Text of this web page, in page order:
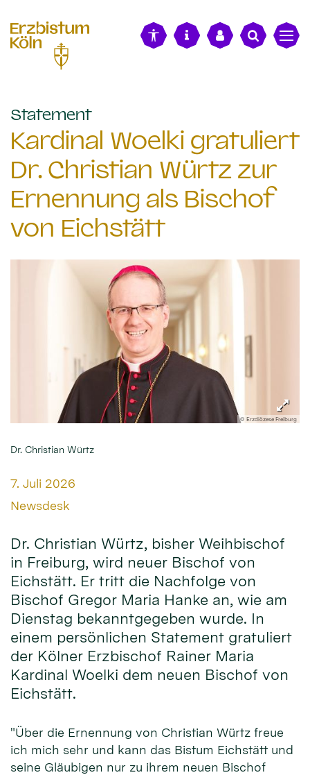
Statement:
Kardinal Woelki gratuliert
Dr. Christian Würtz zur
Ernennung als Bischof
von Eichstätt
© Erzdiözese Freiburg
Dr. Christian Würtz
Datum:
7. Juli 2026
Von:
Newsdesk
Dr. Christian Würtz, bisher Weihbischof
in Freiburg, wird neuer Bischof von
Eichstätt. Er tritt die Nachfolge von
Bischof Gregor Maria Hanke an, wie am
Dienstag bekanntgegeben wurde. In
einem persönlichen Statement gratuliert
der Kölner Erzbischof Rainer Maria
Kardinal Woelki dem neuen Bischof von
Eichstätt.
"Über die Ernennung von Christian Würtz freue
ich mich sehr und kann das Bistum Eichstätt und
seine Gläubigen nur zu ihrem neuen Bischof